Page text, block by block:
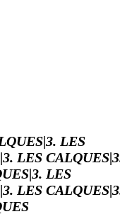
LES
LES
LES
LES